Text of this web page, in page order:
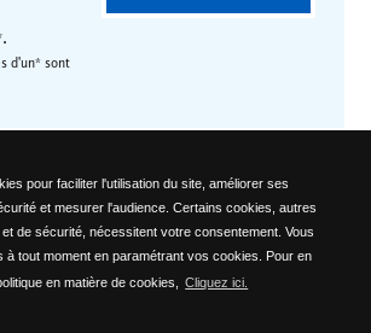
pour faciliter l'utilisation du site, améliorer ses
et mesurer l'audience. Certains cookies, autres
de sécurité, nécessitent votre consentement. Vous
à tout moment en paramétrant vos cookies. Pour en
en matière de cookies,
Cliquez ici.
d'un* sont
ALA OFFICINE SPA
5 - 25010 Pozzolengo (BS) - ITALY -
918223 - Telefax: +39 030 918576 -
info@alaofficine.it